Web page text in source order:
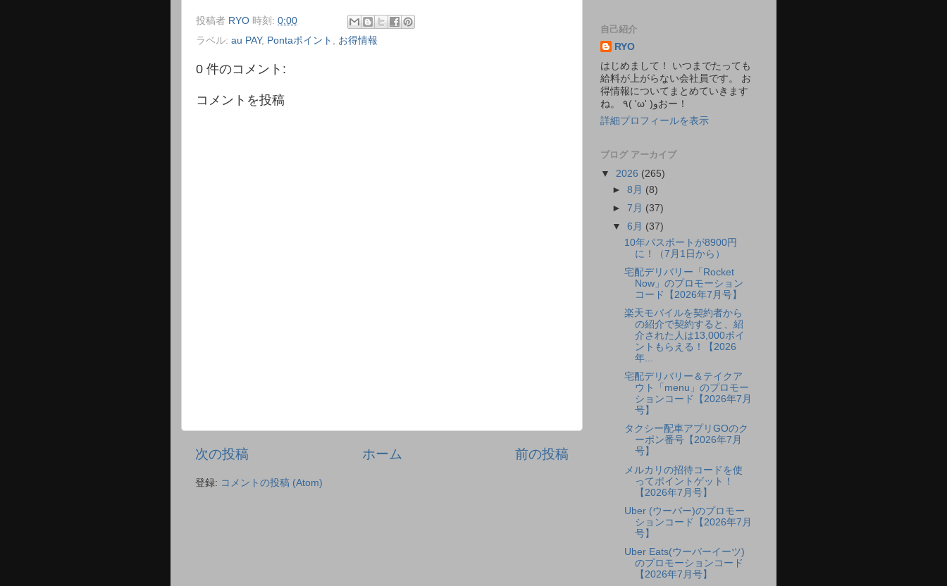
投稿者 RYO 時刻: 0:00
ラベル: au PAY, Pontaポイント お得情報
0 件のコメント:
コメントを投稿
次の投稿 前の投稿
ホーム
登録: コメントの投稿 (Atom)
自己紹介
RYO
はじめまして！ いつまでたっても
給料が上がらない会社員です。 お
得情報についてまとめていきます
ね。 ٩( 'ω' )وおー！
詳細プロフィールを表示
ブログ アーカイブ
▼ 2026 (265)
►8月 (8)
►7月 (37)
▼6月 (37)
10年パスポートが8900円
に！（7月1日から）
宅配デリバリー「Rocket
Now」のプロモーション
コード【2026年7月号】
楽天モバイルを契約者から
の紹介で契約すると、紹
介された人は13,000ポイ
ントもらえる！【2026
年...
宅配デリバリー＆テイクア
ウト「menu」のプロモー
ションコード【2026年7月
号】
タクシー配車アプリGOのク
ーポン番号【2026年7月
号】
メルカリの招待コードを使
ってポイントゲット！
【2026年7月号】
Uber (ウーバー)のプロモー
ションコード【2026年7月
号】
Uber Eats(ウーバーイーツ)
のプロモーションコード
【2026年7月号】